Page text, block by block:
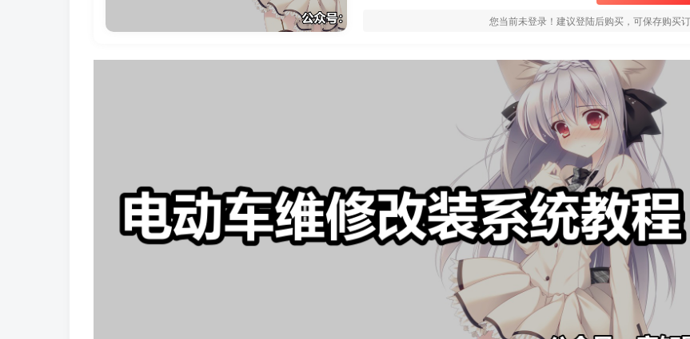
您当前未登录！建议登陆后购买，可保存购买